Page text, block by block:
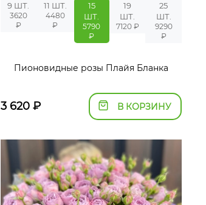
9 ШТ.
3620
₽
11 ШТ.
4480
₽
15
ШТ.
5790
₽
19
ШТ.
7120 ₽
25
ШТ.
9290
₽
Пионовидные розы Плайя Бланка
3 620₽ В КОРЗИНУ